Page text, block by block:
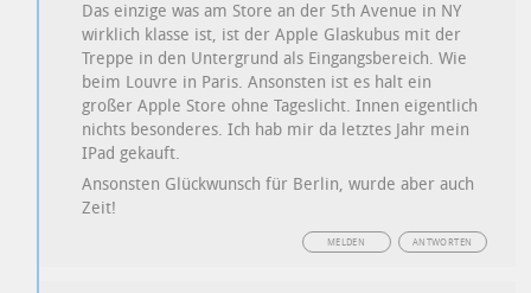
Das einzige was am Store an der 5th Avenue in NY
wirklich klasse ist, ist der Apple Glaskubus mit der
Treppe in den Untergrund als Eingangsbereich. Wie
beim Louvre in Paris. Ansonsten ist es halt ein
großer Apple Store ohne Tageslicht. Innen eigentlich
nichts besonderes. Ich hab mir da letztes Jahr mein
IPad gekauft.
Ansonsten Glückwunsch für Berlin, wurde aber auch
Zeit!
ANTWORTEN
MELDEN